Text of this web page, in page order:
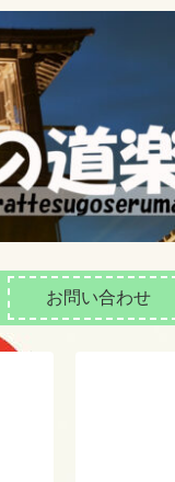
お問い合わせ